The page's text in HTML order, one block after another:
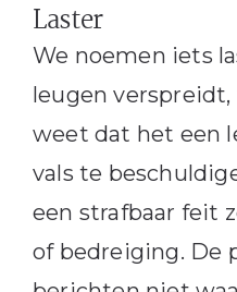
Laster
We noemen iets
leugen
weet dat het een
vals te
een strafbaar feit
of bedreiging. De